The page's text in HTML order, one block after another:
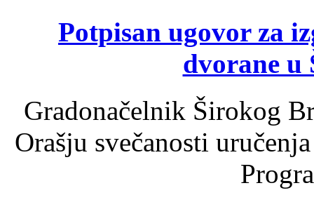
Potpisan ugovor za
dvorane u
Gradonačelnik Širokog
Orašju svečanosti